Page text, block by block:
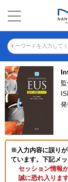
キーワードを入力して
※入力内容に誤り
ています。下記メ
セッション情報
誠に恐れ入りま